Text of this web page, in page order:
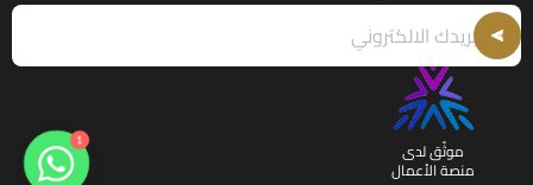
موثّق لدى
منصة الأعمال
1